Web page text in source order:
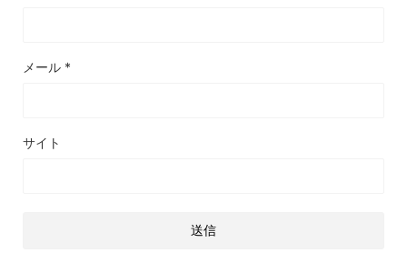
メール *
サイト